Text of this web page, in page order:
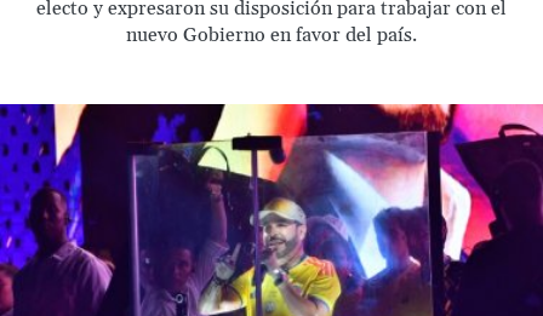
electo y expresaron su disposición para trabajar con el
nuevo Gobierno en favor del país.